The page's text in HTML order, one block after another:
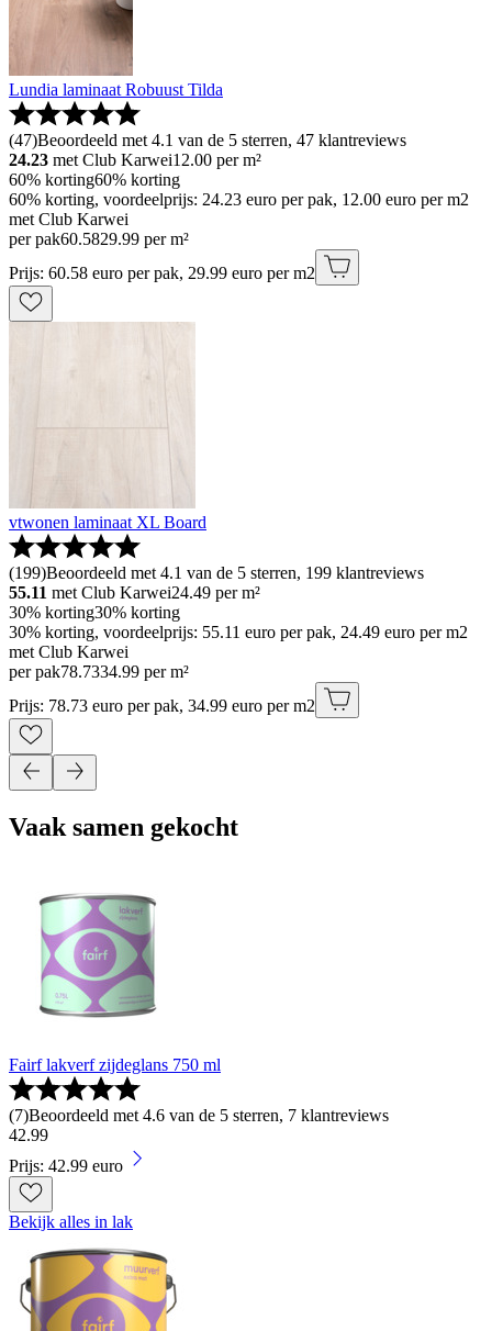
Lundia laminaat Robuust Tilda
(47)Beoordeeld met 4.1 van de 5 sterren, 47 klantreviews
24.23 met Club Karwei12.00 per m²
60% korting60% korting
60% korting, voordeelprijs: 24.23 euro per pak, 12.00 euro per m2
met Club Karwei
per pak60.5829.99 per m²
Prijs: 60.58 euro per pak, 29.99 euro per m2
vtwonen laminaat XL Board
(199)Beoordeeld met 4.1 van de 5 sterren, 199 klantreviews
55.11 met Club Karwei24.49 per m²
30% korting30% korting
30% korting, voordeelprijs: 55.11 euro per pak, 24.49 euro per m2
met Club Karwei
per pak78.7334.99 per m²
Prijs: 78.73 euro per pak, 34.99 euro per m2
Vaak samen gekocht
Fairf lakverf zijdeglans 750 ml
(7)Beoordeeld met 4.6 van de 5 sterren, 7 klantreviews
42.99
Prijs: 42.99 euro
Bekijk alles in lak